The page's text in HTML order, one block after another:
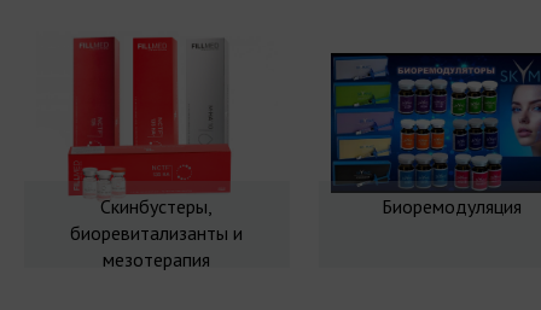
Скинбустеры,
биоревитализанты и
мезотерапия
Биоремодуляция